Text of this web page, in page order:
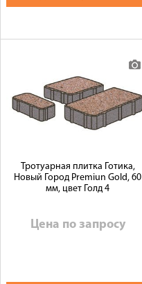
Тротуарная плитка Готика,
Новый Город Premiun Gold, 60
мм, цвет Голд 4
Цена по запросу